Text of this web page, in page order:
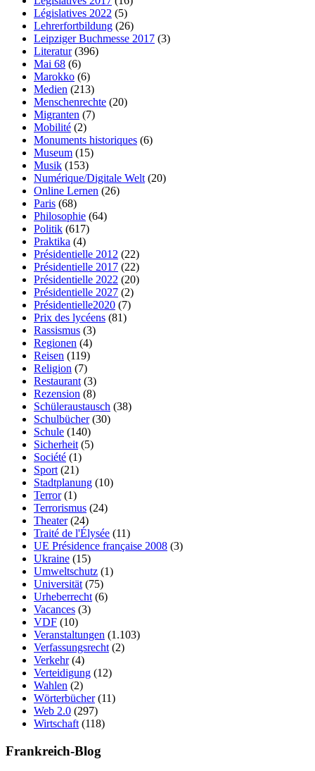
Législatives 2022 (5)
Lehrerfortbildung (26)
Leipziger Buchmesse 2017 (3)
Literatur(396)
Mai 68 (6)
Marokko (6)
Medien (213)
Menschenrechte (20)
Migranten (7)
Mobilité (2)
Monuments historiques (6)
Museum (15)
Musik (153)
Numérique/Digitale Welt (20)
Online Lernen (26)
Paris (68)
Philosophie (64)
Politik (617)
Praktika (4)
Présidentielle 2012 (22)
Présidentielle 2017 (22)
Présidentielle 2022 (20)
Présidentielle 2027 (2)
Présidentielle2020 (7)
Prix des lycéens (81)
Rassismus (3)
Regionen (4)
Reisen (119)
Religion (7)
Restaurant (3)
Rezension (8)
Schüleraustausch (38)
Schulbücher(30)
Schule (140)
Sicherheit (5)
Société (1)
Sport (21)
Stadtplanung (10)
Terror(1)
Terrorismus (24)
Theater(24)
Traité de l'Élysée (11)
UE Présidence française 2008 (3)
Ukraine (15)
Umweltschutz (1)
Universität (75)
Urheberrecht (6)
Vacances (3)
VDF (10)
Veranstaltungen (1.103)
Verfassungsrecht (2)
Verkehr(4)
Verteidigung (12)
Wahlen (2)
Wörterbücher(11)
Web 2.0 (297)
Wirtschaft (118)
Frankreich-Blog